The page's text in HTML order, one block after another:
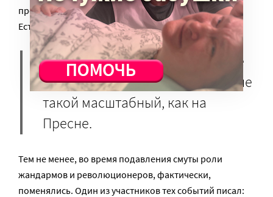
препинания составляли около 12 процентов текста.
Естественно, рабочие были обозлены.
На Пятницкой образовался еще
один центр восстания, пусть и не
такой масштабный, как на
Пресне.
Тем не менее, во время подавления смуты роли
жандармов и революционеров, фактически,
поменялись. Один из участников тех событий писал: